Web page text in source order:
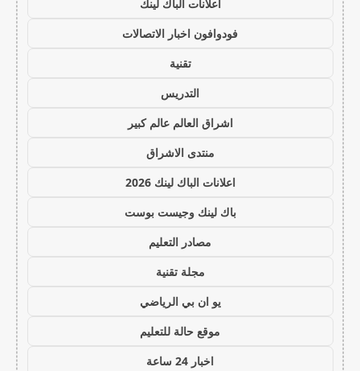
اعلانات الباك لينك
فودوافون اخبار الاتصالات
تقنية
التدريس
اشراق العالم عالم كبير
منتدى الاشراق
اعلانات الباك لينك 2026
باك لينك وجيست بوست
مصادر التعليم
مجلة تقنية
يو ان بي الرياضي
موقع حالة للتعليم
اخبار 24 ساعة